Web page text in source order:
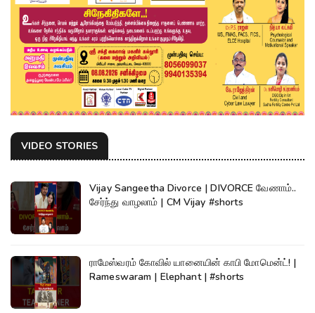
VIDEO STORIES
Vijay Sangeetha Divorce | DIVORCE வேணாம்..
சேர்ந்து வாழலாம் | CM Vijay #shorts
ராமேஸ்வரம் கோவில் யானையின் காபி மோமென்ட்! |
Rameswaram | Elephant | #shorts